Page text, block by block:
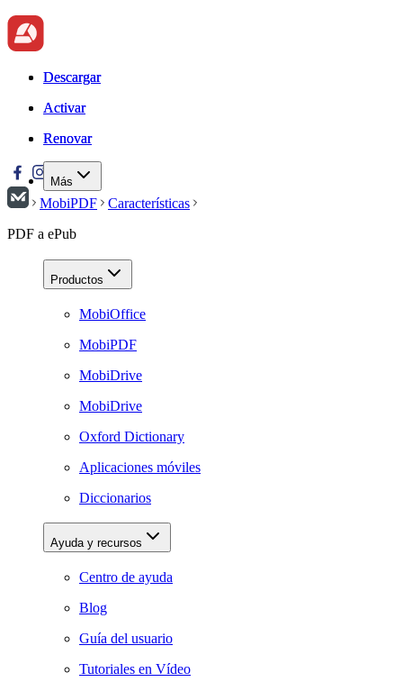
Descargar
Activar
Renovar
Más
Descargar
Activar
Renovar
MobiPDF
Características
PDF a ePub
Productos
MobiOffice
MobiPDF
MobiDrive
MobiDrive
Oxford Dictionary
Aplicaciones móviles
Diccionarios
Ayuda y recursos
Centro de ayuda
Blog
Guía del usuario
Tutoriales en Vídeo